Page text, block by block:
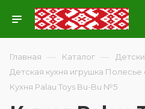
Главная — Каталог —
Детская кухня игрушка Полесье
Кухня Palau Toys Bu-Bu №5